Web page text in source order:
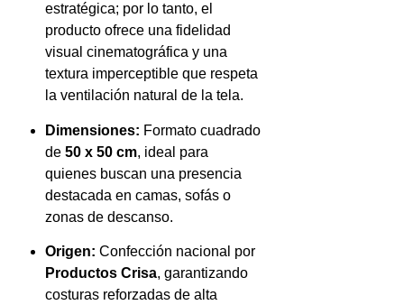
estratégica; por lo tanto, el
producto ofrece una fidelidad
visual cinematográfica y una
textura imperceptible que respeta
la ventilación natural de la tela.
Dimensiones: Formato cuadrado
de 50 x 50 cm, ideal para
quienes buscan una presencia
destacada en camas, sofás o
zonas de descanso.
Origen: Confección nacional por
Productos Crisa, garantizando
costuras reforzadas de alta